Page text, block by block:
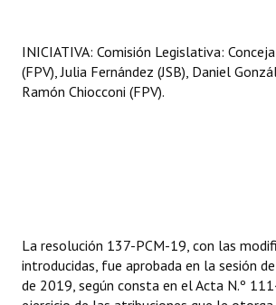
INICIATIVA: Comisión Legislativa:
(FPV), Julia Fernández (JSB), Daniel
Ramón Chiocconi (FPV).
La resolución 137-PCM-19, con las
introducidas, fue aprobada en la sesión
de 2019, según consta en el Acta N.º